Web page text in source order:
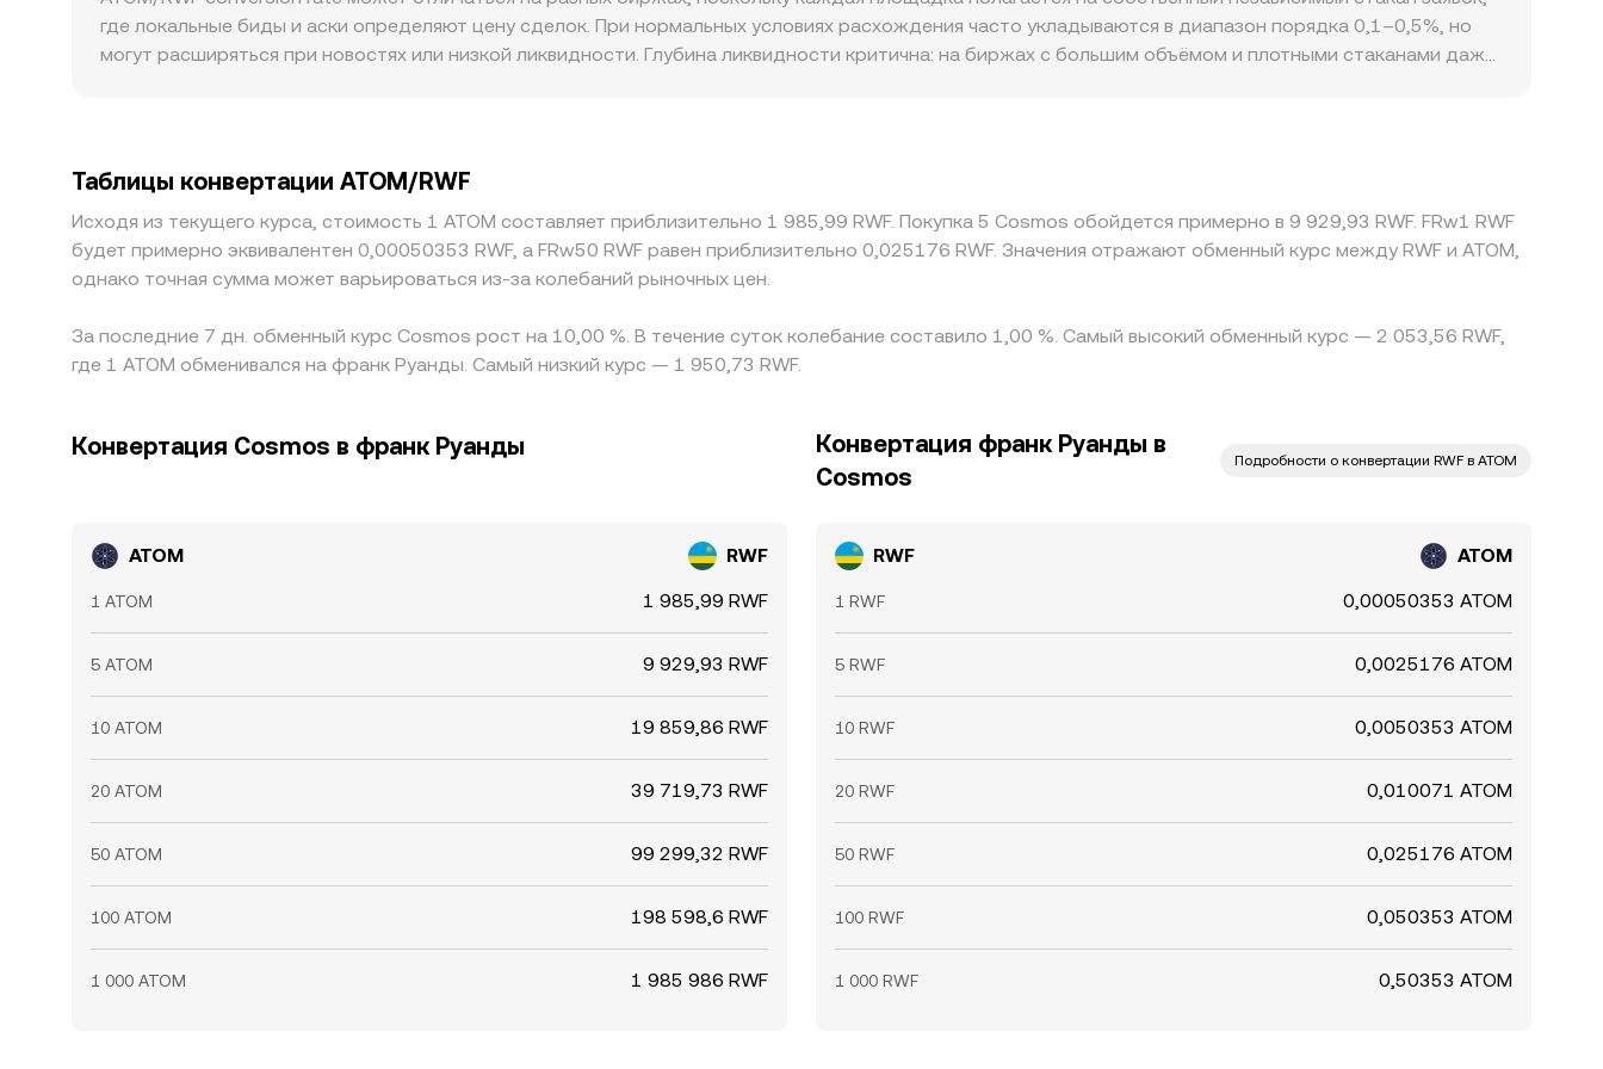
«китов» между биржевыми кошельками и DeFi-пулами, а также дисбалансы ликвидности в стаканах и пулах AMM в экосистеме Cosmos.
свопы меняют баланс резервов и, следовательно, цену. В совокупности локальная последняя сделка, структура стакана (биды, аски, спред), кросс-
площадочные VWAP-оценки и состояние DEX-пулов формируют наблюдаемый ATOM/RWF conversion rate на конкретной платформе в конкретный
момент.
где локальные биды и аски определяют цену сделок. При нормальных условиях расхождения часто укладываются в диапазон порядка 0,1–0,5%, но
могут расширяться при новостях или низкой ликвидности. Глубина ликвидности критична: на биржах с большим объёмом и плотными стаканами даже
ATOM/RWF часто складывается через связку с USDT: базовый ATOM/USDT и стоимость конверсии USDT в RWF формируют итоговый уровень, а любые
отклонения USDT от номинала отражаются в конечной цене пары. Арбитраж между площадками работает как стабилизирующий механизм, сужая
спрэды и выравнивая цены, но он не идеален: комиссии, скорость переводов через IBC и сети, риски контрагента и лимиты на ввод/вывод в RWF могут
задерживать выравнивание, из‑за чего краткосрочные расхождения в ATOM/RWF conversion rate сохраняются.
Таблицы конвертации ATOM/RWF
Исходя из текущего курса, стоимость 1 ATOM составляет приблизительно 1 985,99 RWF. Покупка 5 Cosmos обойдется примерно в 9 929,93 RWF. FRw1 RWF
будет примерно эквивалентен 0,00050353 RWF, а FRw50 RWF равен приблизительно 0,025176 RWF. Значения отражают обменный курс между RWF и ATOM,
однако точная сумма может варьироваться из-за колебаний рыночных цен.
За последние 7 дн. обменный курс Cosmos рост на 10,00 %. В течение суток колебание составило 1,00 %. Самый высокий обменный курс — 2 053,56 RWF,
где 1 ATOM обменивался на франк Руанды. Самый низкий курс — 1 950,73 RWF.
Конвертация Cosmos в франк Руанды
ATOM RWF
1 ATOM 1 985,99 RWF
5 ATOM 9 929,93 RWF
10 ATOM 19 859,86 RWF
20 ATOM 39 719,73 RWF
50 ATOM 99 299,32 RWF
100 ATOM 198 598,6 RWF
1 000 ATOM 1 985 986 RWF
Конвертация франк Руанды в
Cosmos
Подробности о конвертации RWF в ATOM
RWF ATOM
1 RWF 0,00050353 ATOM
5 RWF 0,0025176 ATOM
10 RWF 0,0050353 ATOM
20 RWF 0,010071 ATOM
50 RWF 0,025176 ATOM
100 RWF 0,050353 ATOM
1 000 RWF 0,50353 ATOM